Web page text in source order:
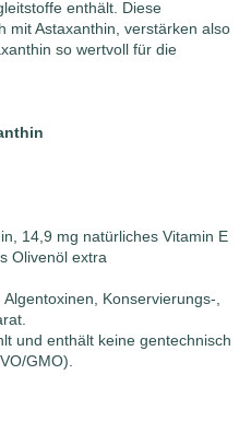
enthält. Diese
mit Astaxanthin, verstärken also
so wertvoll für die
14,9 mg natürliches Vitamin E
Olivenöl extra
Konservierungs-,
und enthält keine gentechnisch
GMO).